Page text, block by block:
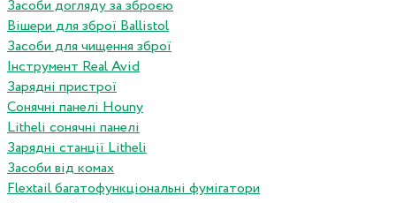
Засоби догляду за зброєю
Вішери для зброї Ballistol
Засоби для чищення зброї
Інструмент Real Avid
Зарядні пристрої
Сонячні панелі Houny
Litheli сонячні панелі
Зарядні станції Litheli
Засоби від комах
Flextail багатофункціональні фумігатори